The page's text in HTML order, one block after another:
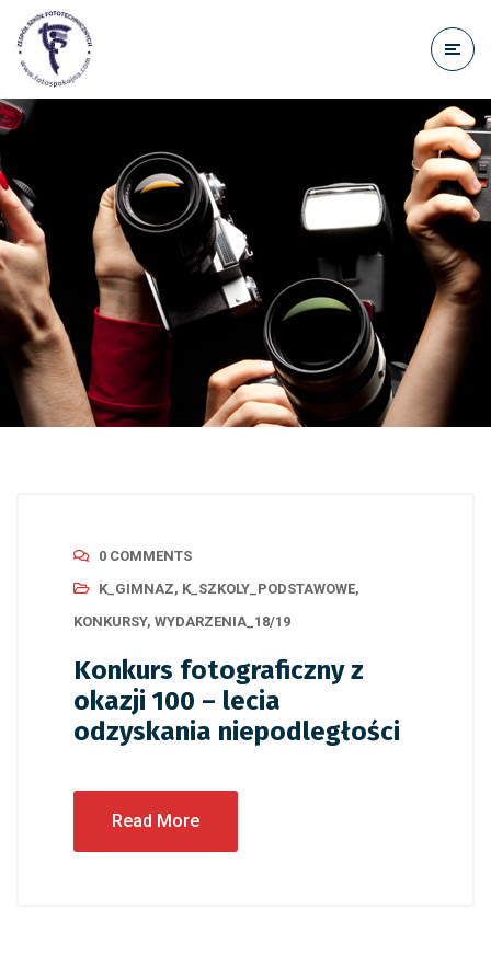
treści
0 COMMENTS
K_GIMNAZ, K_SZKOLY_PODSTAWOWE,
KONKURSY, WYDARZENIA_18/19
Konkurs fotograficzny z
okazji 100 – lecia
odzyskania niepodległości
Read More